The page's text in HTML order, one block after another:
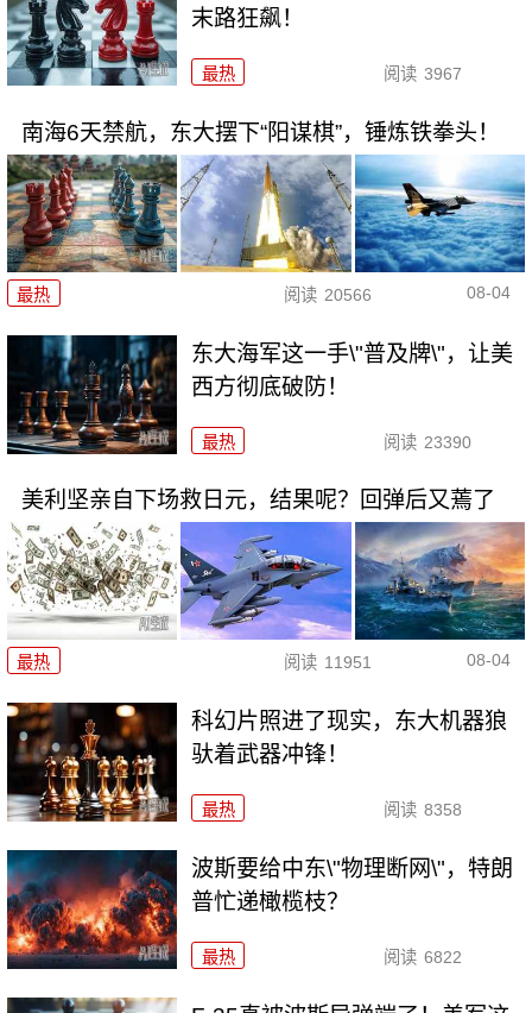
末路狂飙！
最热 阅读 3967
南海6天禁航，东大摆下“阳谋棋”，锤炼铁拳头！
最热 阅读 20566 08-04
东大海军这一手\"普及牌\"，让美
西方彻底破防！
最热 阅读 23390
美利坚亲自下场救日元，结果呢？回弹后又蔫了
最热 阅读 11951 08-04
科幻片照进了现实，东大机器狼
驮着武器冲锋！
最热 阅读 8358
波斯要给中东\"物理断网\"，特朗
普忙递橄榄枝？
最热 阅读 6822